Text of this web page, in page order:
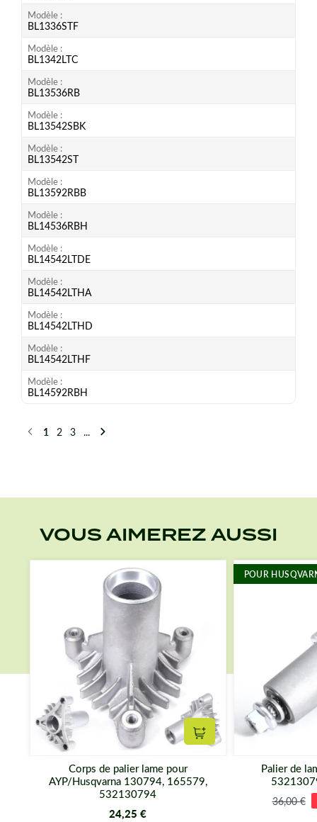
Modèle
BL1336STF
Modèle
BL1342LTC
Modèle
BL13536RB
Modèle
BL13542SBK
Modèle
BL13542ST
Modèle
BL13592RBB
Modèle
BL14536RBH
Modèle
BL14542LTDE
Modèle
BL14542LTHA
Modèle
BL14542LTHD
Modèle
BL14542LTHF
Modèle
BL14592RBH
Précédent
1 2 3 ... Suivant
VOUS AIMEREZ AUSSI
Ajouter au panier
Corps de palier lame pour
AYP/Husqvarna 130794, 165579,
532130794
24,25 €
POUR
Palier de
36,00 €